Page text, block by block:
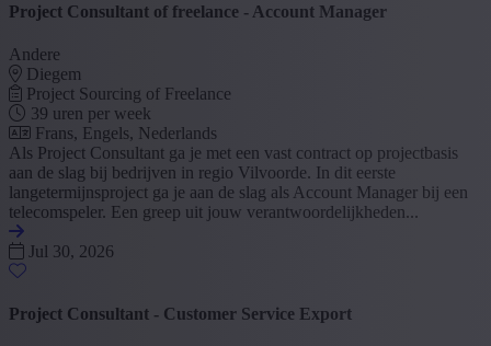
Project Consultant of freelance - Account Manager
Andere
Diegem
Project Sourcing of Freelance
39 uren per week
Frans, Engels, Nederlands
Als Project Consultant ga je met een vast contract op projectbasis
aan de slag bij bedrijven in regio Vilvoorde. In dit eerste
langetermijnsproject ga je aan de slag als Account Manager bij een
telecomspeler. Een greep uit jouw verantwoordelijkheden...
Jul 30, 2026
Project Consultant - Customer Service Export